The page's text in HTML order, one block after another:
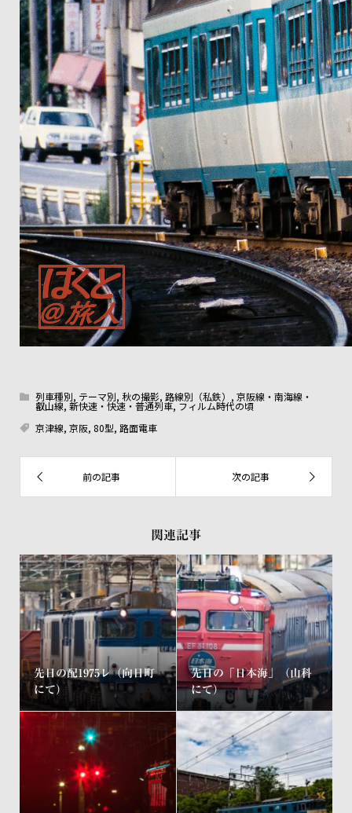
列車種別, テーマ別, 秋の撮影, 路線別（私鉄） , 京阪線・南海線・
叡山線,新快速・快速・普通列車,フィルム時代の頃
京津線, 京阪, 80型, 路面電車
関連記事
先日の配1975レ（向日町
にて）
先日の「日本海」（山科
にて）